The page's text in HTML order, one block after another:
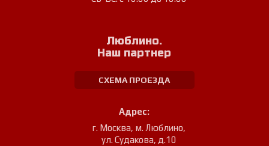
Люблино.
Наш партнер
СХЕМА ПРОЕЗДА
Адрес:
г. Москва, м. Люблино,
ул. Судакова, д.10